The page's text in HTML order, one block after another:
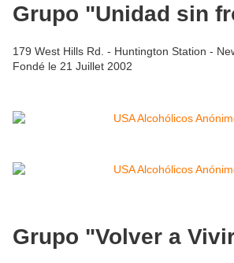
Grupo "Unidad sin
179 West Hills Rd. - Huntington Station -
Fondé le 21 Juillet 2002
Grupo "Volver a